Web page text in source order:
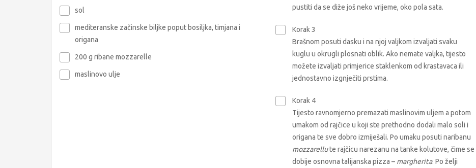
sol
mediteranske začinske biljke poput bosiljka, timjana i
origana
200 g ribane mozzarelle
maslinovo ulje
pustiti da se diže još neko vrijeme, oko pola sata.
Korak 3
Brašnom posuti dasku i na njoj valjkom izvaljati svaku
kuglu u okrugli plosnati oblik. Ako nemate valjka, tijesto
možete izvaljati primjerice staklenkom od krastavaca ili
jednostavno izgnječiti prstima.
Korak 4
Tijesto ravnomjerno premazati maslinovim uljem a potom
umakom od rajčice u koji ste prethodno dodali malo soli i
origana te sve dobro izmiješali. Po umaku posuti naribanu
mozzarellute rajčicu narezanu na tanke kolutove, čime se
dobije osnovna talijanska pizza – margherita. Po želji